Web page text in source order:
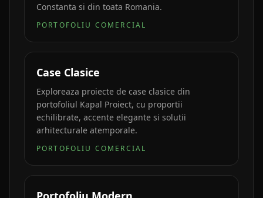
Constanta si din toata Romania.
PORTOFOLIU COMERCIAL
Case Clasice
Exploreaza proiecte de case clasice din
portofoliul Kapal Proiect, cu proportii
echilibrate, accente elegante si solutii
arhitecturale atemporale.
PORTOFOLIU COMERCIAL